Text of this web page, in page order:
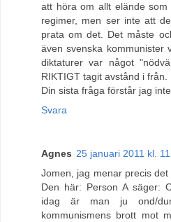
att höra om allt elände som
regimer, men ser inte att
prata om det. Det måste
även svenska kommunister
diktaturer var något
RIKTIGT tagit avstånd i från.
Din sista fråga förstår jag
Svara
Agnes 25 januari 2011 kl.
Jomen, jag menar precis
Den här: Person A säger:
idag är man ju ond/
kommunismens brott mot